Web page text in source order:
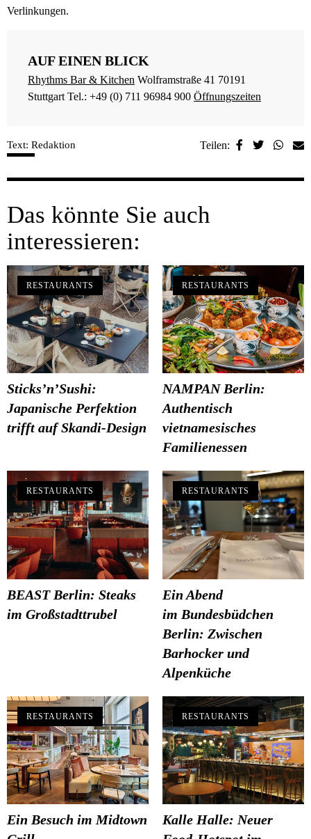
Verlinkungen.
AUF EINEN BLICK
Rhythms Bar & Kitchen Wolframstraße 41 70191
Stuttgart Tel.: +49 (0) 711 96984 900 Öffnungszeiten
Text: Redaktion Teilen:
Das könnte Sie auch
interessieren:
RESTAURANTS
Sticks’n’Sushi:
Japanische Perfektion
trifft auf Skandi-Design
RESTAURANTS
NAMPAN Berlin:
Authentisch
vietnamesisches
Familienessen
RESTAURANTS
BEAST Berlin: Steaks
im Großstadttrubel
RESTAURANTS
Ein Abend
im Bundesbüdchen
Berlin: Zwischen
Barhocker und
Alpenküche
RESTAURANTS
Ein Besuch im Midtown
RESTAURANTS
Kalle Halle: Neuer